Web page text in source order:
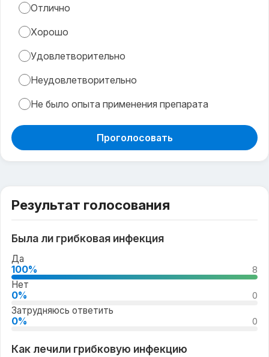
Отлично
Хорошо
Удовлетворительно
Неудовлетворительно
Не было опыта применения препарата
Проголосовать
Результат голосования
Была ли грибковая инфекция
Да
100% 8
Нет
0% 0
Затрудняюсь ответить
0% 0
Как лечили грибковую инфекцию